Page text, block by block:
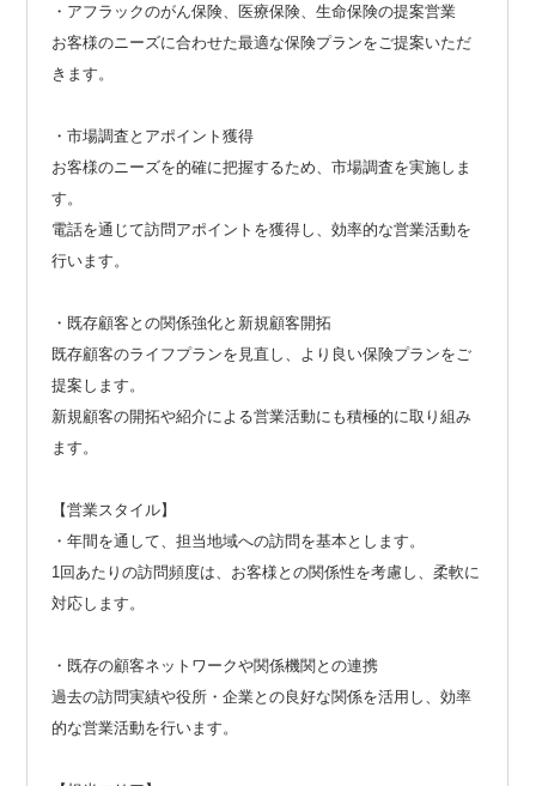
・アフラックのがん保険、医療保険、生命保険の提案営業
お客様のニーズに合わせた最適な保険プランをご提案いただ
きます。
・市場調査とアポイント獲得
お客様のニーズを的確に把握するため、市場調査を実施しま
す。
電話を通じて訪問アポイントを獲得し、効率的な営業活動を
行います。
・既存顧客との関係強化と新規顧客開拓
既存顧客のライフプランを見直し、より良い保険プランをご
提案します。
新規顧客の開拓や紹介による営業活動にも積極的に取り組み
ます。
【営業スタイル】
・年間を通して、担当地域への訪問を基本とします。
1回あたりの訪問頻度は、お客様との関係性を考慮し、柔軟に
対応します。
・既存の顧客ネットワークや関係機関との連携
過去の訪問実績や役所・企業との良好な関係を活用し、効率
的な営業活動を行います。